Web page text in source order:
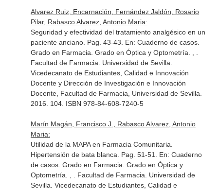
Alvarez Ruiz, Encarnación, Fernández Jaldón, Rosario
Pilar, Rabasco Alvarez, Antonio Maria:
Seguridad y efectividad del tratamiento analgésico en un
paciente anciano. Pag. 43-43. En: Cuaderno de casos.
Grado en Farmacia. Grado en Óptica y Optometría
Facultad de Farmacia. Universidad de Sevilla.
Vicedecanato de Estudiantes, Calidad e Innovación
Docente y Dirección de Investigación e Innovación
Docente, Facultad de Farmacia, Universidad de Sevilla.
2016. 104. ISBN 978-84-608-7240-5
Marín Magán, Francisco J., Rabasco Alvarez, Antonio
Maria:
Utilidad de la MAPA en Farmacia Comunitaria.
Hipertensión de bata blanca. Pag. 51-51. En: Cuaderno
de casos. Grado en Farmacia. Grado en Óptica y
Optometría . , . Facultad de Farmacia. Universidad de
Sevilla. Vicedecanato de Estudiantes, Calidad e